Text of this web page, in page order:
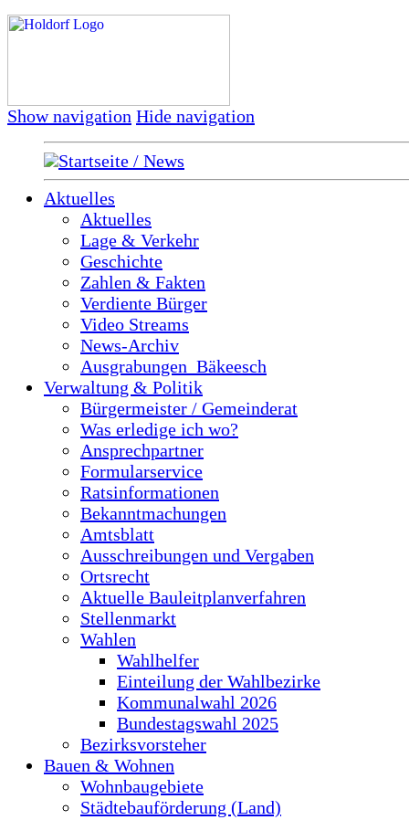
Show navigation Hide navigation
Startseite / News
Aktuelles
Aktuelles
Lage & Verkehr
Geschichte
Zahlen & Fakten
Verdiente Bürger
Video Streams
News-Archiv
Ausgrabungen_Bäkeesch
Verwaltung & Politik
Bürgermeister / Gemeinderat
Was erledige ich wo?
Ansprechpartner
Formularservice
Ratsinformationen
Bekanntmachungen
Amtsblatt
Ausschreibungen und Vergaben
Ortsrecht
Aktuelle Bauleitplanverfahren
Stellenmarkt
Wahlen
Wahlhelfer
Einteilung der Wahlbezirke
Kommunalwahl 2026
Bundestagswahl 2025
Bezirksvorsteher
Bauen & Wohnen
Wohnbaugebiete
Städtebauförderung (Land)